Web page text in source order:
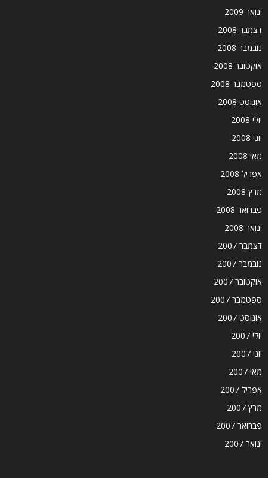
ינואר 2009
דצמבר 2008
נובמבר 2008
אוקטובר 2008
ספטמבר 2008
אוגוסט 2008
יולי 2008
יוני 2008
מאי 2008
אפריל 2008
מרץ 2008
פברואר 2008
ינואר 2008
דצמבר 2007
נובמבר 2007
אוקטובר 2007
ספטמבר 2007
אוגוסט 2007
יולי 2007
יוני 2007
מאי 2007
אפריל 2007
מרץ 2007
פברואר 2007
ינואר 2007